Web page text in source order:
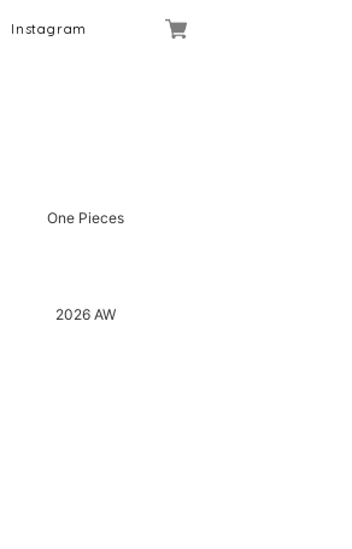
Instagram
One Pieces
2026 AW